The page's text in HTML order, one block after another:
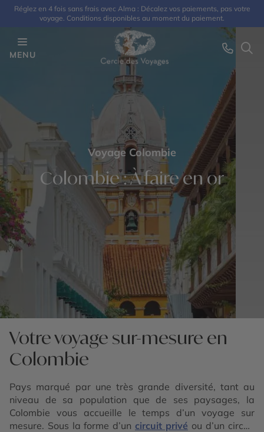
Réglez en 4 fois sans frais avec Alma : Décalez vos paiements, pas votre
voyage. Conditions disponibles au moment du paiement.
MENU
Voyage Colombie
Colombie : À faire en or
Votre voyage sur-mesure en
Colombie
Pays marqué par une très grande diversité, tant au
niveau de sa population que de ses paysages, la
Colombie vous accueille le temps d’un voyage sur
mesure. Sous la forme d’un circuit privé ou d’un circuit